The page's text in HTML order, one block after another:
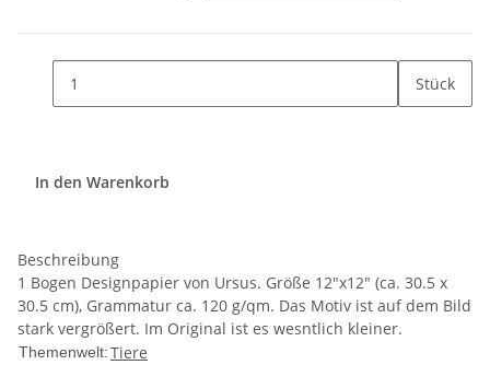
Stück
In den Warenkorb
Beschreibung
1 Bogen Designpapier von Ursus. Größe 12"x12" (ca. 30.5 x
30.5 cm), Grammatur ca. 120 g/qm. Das Motiv ist auf dem Bild
stark vergrößert. Im Original ist es wesntlich kleiner.
Themenwelt:Tiere